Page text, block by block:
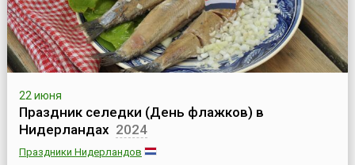
22 июня
Праздник селедки (День флажков) в
Нидерландах 2024
Праздники Нидерландов